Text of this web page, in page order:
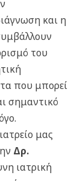
και η
του
που μπορεί
σημαντικό
μας
Δρ.
ιατρική